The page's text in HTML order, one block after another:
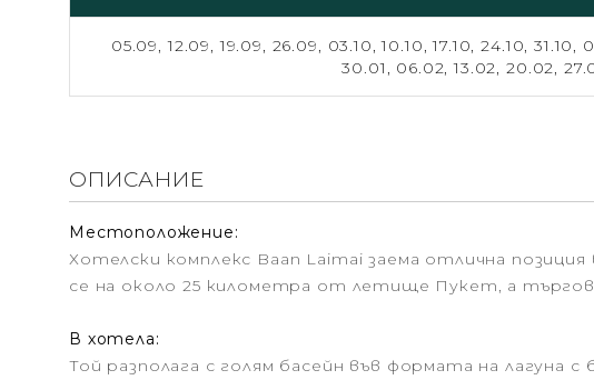
05.09,12.09,19.09, 26.09, 03.10,10.10,17.10,24.10,31.10,
30.01, 06.02,13.02, 20.02,
ОПИСАНИЕ
Местоположение:
Хотелски комплекс Baan Laimai заема отлична
се на около 25 километра от летище Пукет, а
В хотела:
Той разполага с голям басейн във формата на лагуна